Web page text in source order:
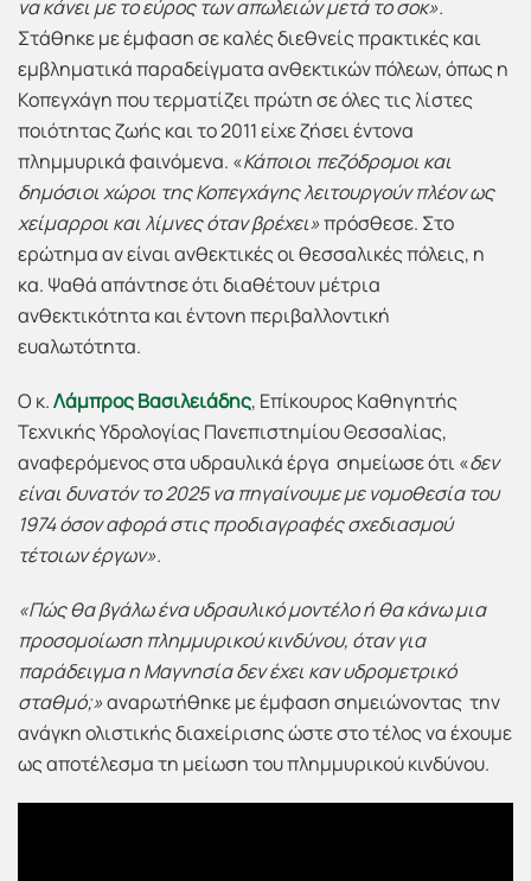
να κάνει με το εύρος των απωλειών μετά το σοκ».
Στάθηκε με έμφαση σε καλές διεθνείς πρακτικές και
εμβληματικά παραδείγματα ανθεκτικών πόλεων, όπως η
Κοπεγχάγη που τερματίζει πρώτη σε όλες τις λίστες
ποιότητας ζωής και το 2011 είχε ζήσει έντονα
πλημμυρικά φαινόμενα. «Κάποιοι πεζόδρομοι και
δημόσιοι χώροι της Κοπεγχάγης λειτουργούν πλέον ως
χείμαρροι και λίμνες όταν βρέχει»πρόσθεσε. Στο
ερώτημα αν είναι ανθεκτικές οι θεσσαλικές πόλεις, η
κα. Ψαθά απάντησε ότι διαθέτουν μέτρια
ανθεκτικότητα και έντονη περιβαλλοντική
ευαλωτότητα.
Ο κ.Λάμπρος Βασιλειάδης, Επίκουρος Καθηγητής
Τεχνικής Υδρολογίας Πανεπιστημίου Θεσσαλίας,
αναφερόμενος στα υδραυλικά έργα σημείωσε ότι «δεν
είναι δυνατόν το 2025 να πηγαίνουμε με νομοθεσία του
1974 όσον αφορά στις προδιαγραφές σχεδιασμού
τέτοιων έργων».
«Πώς θα βγάλω ένα υδραυλικό μοντέλο ή θα κάνω μια
προσομοίωση πλημμυρικού κινδύνου, όταν για
παράδειγμα η Μαγνησία δεν έχει καν υδρομετρικό
σταθμό;»αναρωτήθηκε με έμφαση σημειώνοντας την
ανάγκη ολιστικής διαχείρισης ώστε στο τέλος να έχουμε
ως αποτέλεσμα τη μείωση του πλημμυρικού κινδύνου.